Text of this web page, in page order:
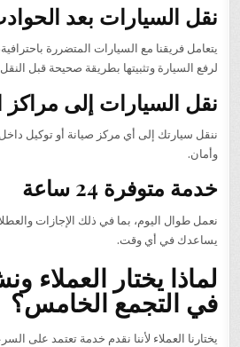
نقل السيارات بعد
يتعامل فريقنا مع السيارات المتضررة
لرفع السيارة وتثبيتها بطريقة صحيحة قبل
نقل السيارات إلى مراكز
ننقل سيارتك إلى أي مركز صيانة أو توكيل
وأمان.
خدمة متوفرة 24 ساعة
نعمل طوال اليوم، بما في ذلك الإجازات
يساعدك في أي وقت.
لماذا يختار العملاء
في التجمع الخامس؟
يختارنا العملاء لأننا نقدم خدمة تعتمد على